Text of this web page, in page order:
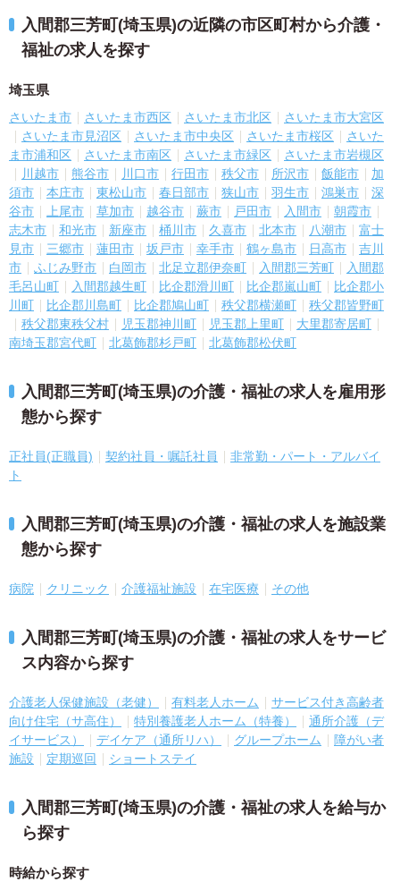
入間郡三芳町(埼玉県)の近隣の市区町村から介護・
福祉の求人を探す
埼玉県
さいたま市 さいたま市西区 さいたま市北区
さいたま市大宮区
さいたま市見沼区
さいたま市中央区 さいたま市桜区
さいた
ま市浦和区
さいたま市南区 さいたま市緑区
さいたま市岩槻区
川越市
熊谷市 川口市 行田市 秩父市 所沢市 飯能市
加
須市
本庄市 東松山市 春日部市 狭山市 羽生市 鴻巣市
深
谷市
上尾市 草加市 越谷市 蕨市 戸田市 入間市
朝霞市
志木市
和光市 新座市 桶川市 久喜市 北本市 八潮市
富士
見市
三郷市 蓮田市 坂戸市 幸手市 鶴ヶ島市 日高市
吉川
市
ふじみ野市 白岡市 北足立郡伊奈町 入間郡三芳町
入間郡
毛呂山町
入間郡越生町 比企郡滑川町 比企郡嵐山町
比企郡小
川町
比企郡川島町 比企郡鳩山町 秩父郡横瀬町
秩父郡皆野町
秩父郡東秩父村
児玉郡神川町 児玉郡上里町
大里郡寄居町
南埼玉郡宮代町
北葛飾郡杉戸町 北葛飾郡松伏町
入間郡三芳町(埼玉県)の介護・福祉の求人を雇用形
態から探す
正社員(正職員) 契約社員・嘱託社員
非常勤・パート・アルバイ
ト
入間郡三芳町(埼玉県)の介護・福祉の求人を施設業
態から探す
病院 クリニック 介護福祉施設 在宅医療 その他
入間郡三芳町(埼玉県)の介護・福祉の求人をサービ
ス内容から探す
介護老人保健施設（老健） 有料老人ホーム
サービス付き高齢者
向け住宅（サ高住）
特別養護老人ホーム（特養）
通所介護（デ
イサービス）
デイケア（通所リハ） グループホーム
障がい者
施設
定期巡回 ショートステイ
入間郡三芳町(埼玉県)の介護・福祉の求人を給与か
ら探す
時給から探す